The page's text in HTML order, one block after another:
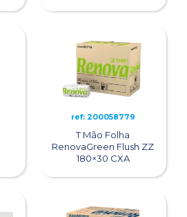
ref: 200058779
T Mão Folha
RenovaGreen Flush ZZ
180×30 CXA